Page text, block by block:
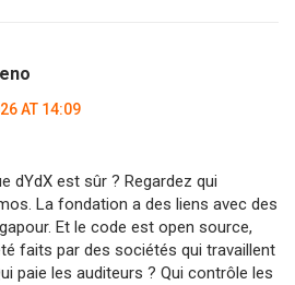
AT 14:09
dYdX est sûr ? Regardez qui
La fondation a des liens avec des
Et le code est open source,
faits par des sociétés qui travaillent
paie les auditeurs ? Qui contrôle les